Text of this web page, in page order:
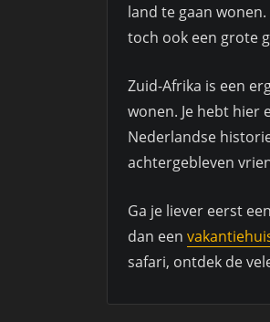
land te gaan
toch ook een grote
Zuid-Afrika is een
wonen. Je hebt hier
Nederlandse
achtergebleven
Ga je liever eerst
dan een
safari, ontdek de